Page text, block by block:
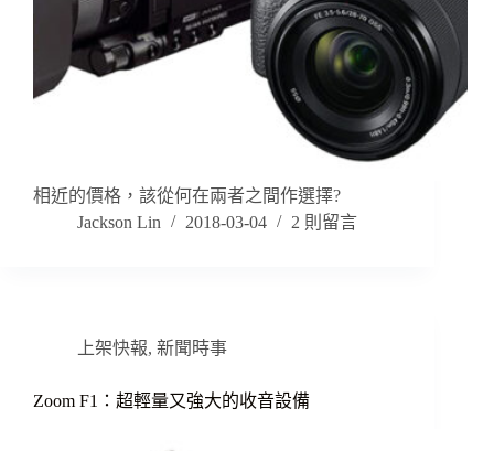
相近的價格，該從何在兩者之間作選擇?
Jackson Lin
2018-03-04 2 則留言
上架快報, 新聞時事
Zoom F1：超輕量又強大的收音設備